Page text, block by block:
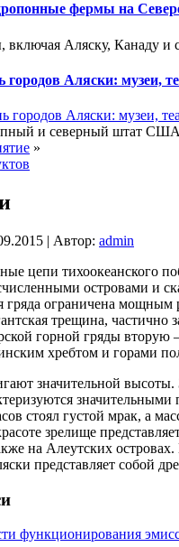
фермы на
Аляску, Канаду и
городов Аляски: музеи,
и северный штат
»
| Автор: admin
цепи тихоокеанского
островами и
гряда ограничена
трещина, частично
горной гряды
хребтом и горами
значительной
стоял густой мрак, а
зрелище
на Алеутских
представляет собой